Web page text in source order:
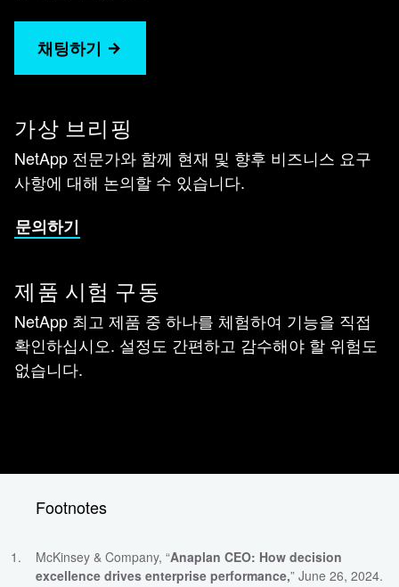
채팅하기
가상 브리핑
NetApp 전문가와 함께 현재 및 향후 비즈니스 요구
사항에 대해 논의할 수 있습니다.
문의하기
제품 시험 구동
NetApp 최고 제품 중 하나를 체험하여 기능을 직접
확인하십시오. 설정도 간편하고 감수해야 할 위험도
없습니다.
Footnotes
McKinsey & Company, “Anaplan CEO: How decision
excellence drives enterprise performance,” June 26, 2024.